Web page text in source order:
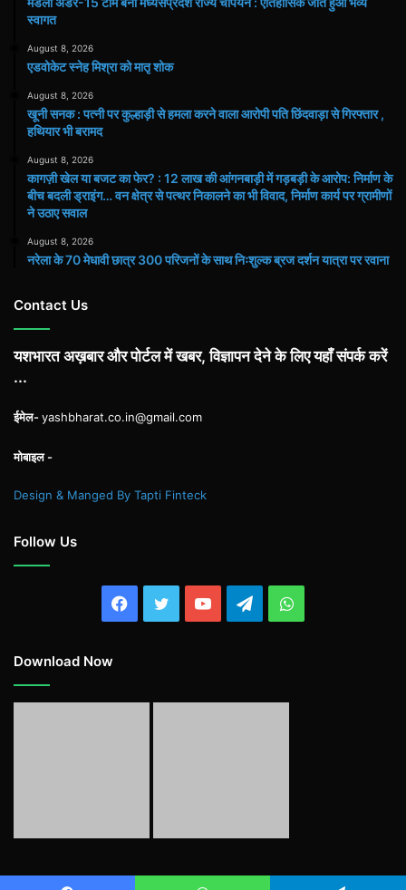
स्वागत
August 8, 2026
एडवोकेट स्नेह मिश्रा को मातृ शोक
August 8, 2026
खूनी सनक : पत्नी पर कुल्हाड़ी से हमला करने वाला आरोपी पति छिंदवाड़ा से गिरफ्तार ,
हथियार भी बरामद
August 8, 2026
कागज़ी खेल या बजट का फेर? : 12 लाख की आंगनबाड़ी में गड़बड़ी के आरोप: निर्माण के
बीच बदली ड्राइंग… वन क्षेत्र से पत्थर निकालने का भी विवाद, निर्माण कार्य पर ग्रामीणों
ने उठाए सवाल
August 8, 2026
नरेला के 70 मेधावी छात्र 300 परिजनों के साथ निःशुल्क ब्रज दर्शन यात्रा पर रवाना
Contact Us
यशभारत अख़बार और पोर्टल में खबर, विज्ञापन देने के लिए यहाँ संपर्क करें
...
ईमेल-yashbharat.co.in@gmail.com
मोबाइल -
Design & Manged By Tapti Finteck
Follow Us
Facebook
TwitterYouTubeTelegramWhatsApp
Download Now